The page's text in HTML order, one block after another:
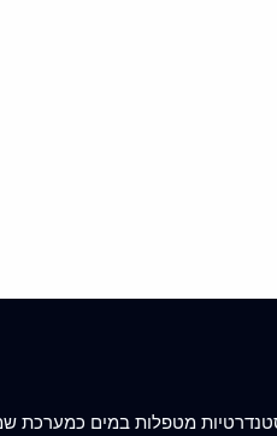
מטפלות במים כמערכת